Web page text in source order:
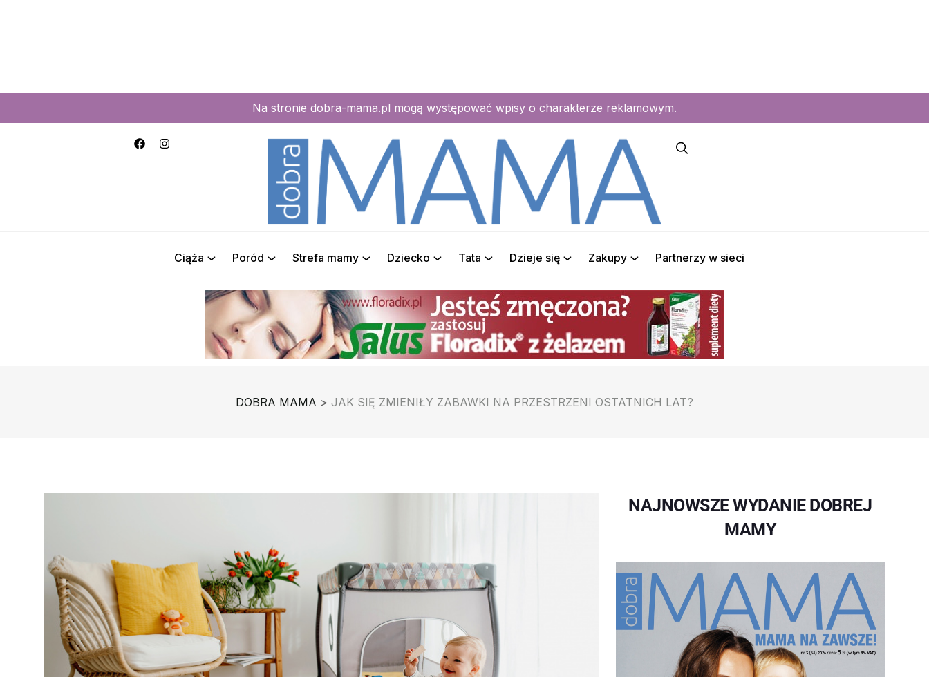
Na stronie dobra-mama.pl mogą występować wpisy o charakterze reklamowym.
Ciąża Poród Strefa mamy Dziecko Tata Dzieje się Zakupy Partnerzy w sieci
DOBRA MAMA > JAK SIĘ ZMIENIŁY ZABAWKI NA PRZESTRZENI OSTATNICH LAT?
NAJNOWSZE WYDANIE DOBREJ
MAMY